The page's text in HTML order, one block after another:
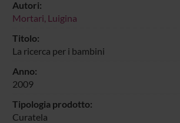
Autori:
Mortari, Luigina
Titolo:
La ricerca per i bambini
Anno:
2009
Tipologia prodotto:
Curatela